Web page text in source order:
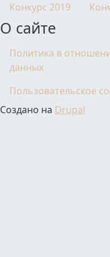
Конкурс 2019
О сайте
Политика в
данных
Пользовательское
Создано на Drupal